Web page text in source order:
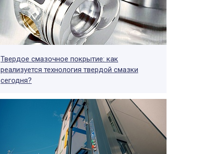
Твердое смазочное покрытие: как
реализуется технология твердой смазки
сегодня?